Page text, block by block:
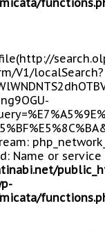
V1/localSearch?
Name or